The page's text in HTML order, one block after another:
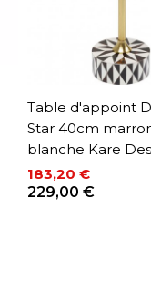
Table d'appoint
Star 40cm
blanche Kare
Prix
183,20 €
Prix de base
229,00 €